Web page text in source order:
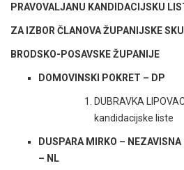
PRAVOVALJANU KANDIDACIJSKU
ZA IZBOR ČLANOVA ŽUPANIJSKE
BRODSKO-POSAVSKE ŽUPANIJE
DOMOVINSKI POKRET – DP
DUBRAVKA
kandidacijske liste
DUSPARA MIRKO –
– NL